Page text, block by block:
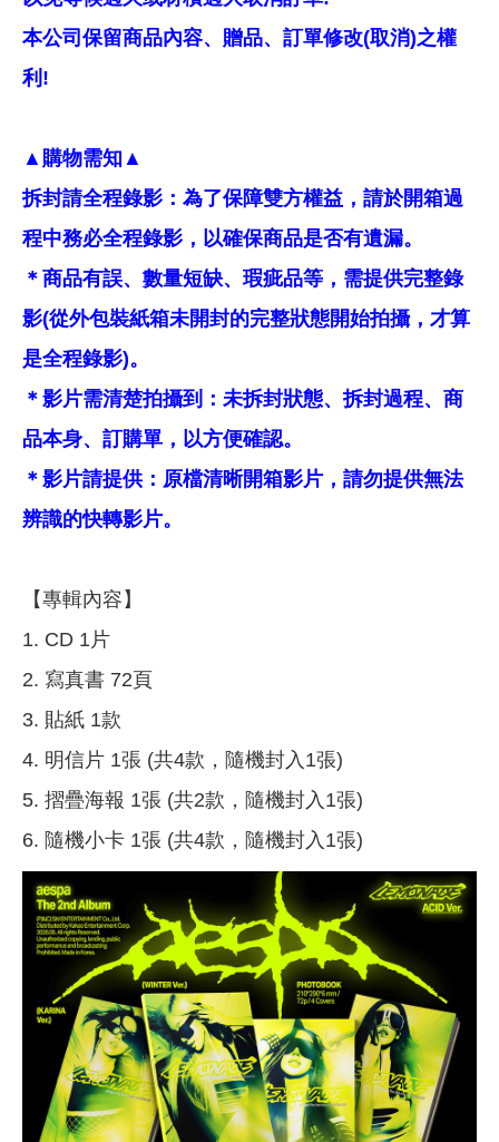
本公司保留商品內容、贈品、訂單修改(取消)之權
利!
▲購物需知▲
拆封請全程錄影：為了保障雙方權益，請於開箱過
程中務必全程錄影，以確保商品是否有遺漏。
＊商品有誤、數量短缺、瑕疵品等，需提供完整錄
影(從外包裝紙箱未開封的完整狀態開始拍攝，才算
是全程錄影)。
＊影片需清楚拍攝到：未拆封狀態、拆封過程、商
品本身、訂購單，以方便確認。
＊影片請提供：原檔清晰開箱影片，請勿提供無法
辨識的快轉影片。
【專輯內容】
1. CD 1片
2. 寫真書 72頁
3. 貼紙 1款
4. 明信片 1張 (共4款，隨機封入1張)
5. 摺疊海報 1張 (共2款，隨機封入1張)
6. 隨機小卡 1張 (共4款，隨機封入1張)